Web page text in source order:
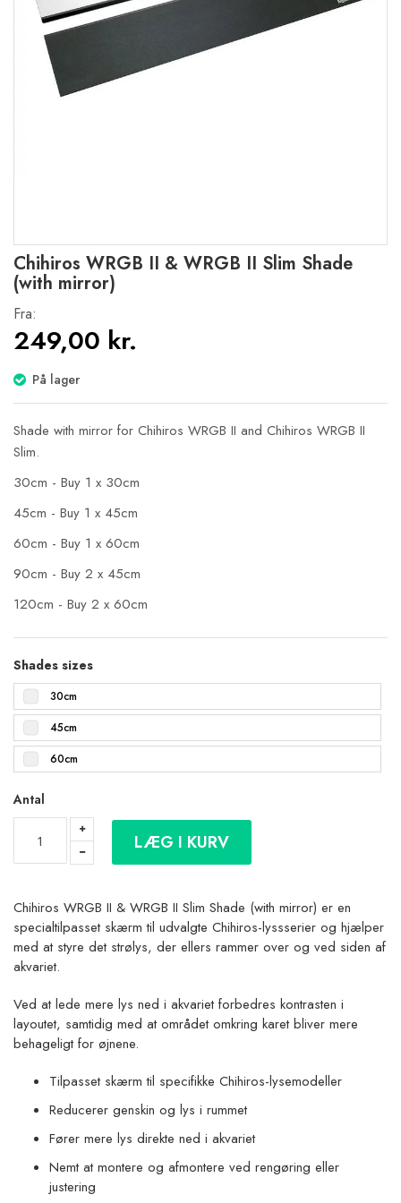
Gå
til
starten
af
Chihiros WRGB II & WRGB II Slim Shade
(with mirror)
Fra:
249,00 kr.
På lager
Shade with mirror for Chihiros WRGB II and Chihiros WRGB II
Slim.
30cm - Buy 1 x 30cm
45cm - Buy 1 x 45cm
60cm - Buy 1 x 60cm
90cm - Buy 2 x 45cm
120cm - Buy 2 x 60cm
Shades sizes
30cm
45cm
60cm
Antal
LÆG I KURV
Chihiros WRGB II & WRGB II Slim Shade (with mirror) er en
specialtilpasset skærm til udvalgte Chihiros-lyssserier og hjælper
med at styre det strølys, der ellers rammer over og ved siden af
akvariet.
Ved at lede mere lys ned i akvariet forbedres kontrasten i
layoutet, samtidig med at området omkring karet bliver mere
behageligt for øjnene.
Tilpasset skærm til specifikke Chihiros-lysemodeller
Reducerer genskin og lys i rummet
Fører mere lys direkte ned i akvariet
Nemt at montere og afmontere ved rengøring eller
justering